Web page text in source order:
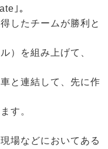
｣。
したチームが勝利と
）を組み上げて、
と連結して、先に作
す。
場などにおいてある